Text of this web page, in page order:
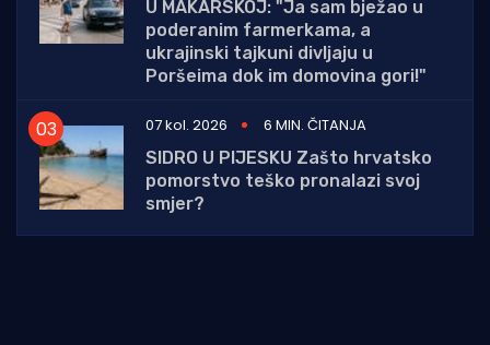
U MAKARSKOJ: "Ja sam bježao u
poderanim farmerkama, a
ukrajinski tajkuni divljaju u
Poršeima dok im domovina gori!"
07 kol. 2026
6 MIN. ČITANJA
SIDRO U PIJESKU Zašto hrvatsko
pomorstvo teško pronalazi svoj
smjer?